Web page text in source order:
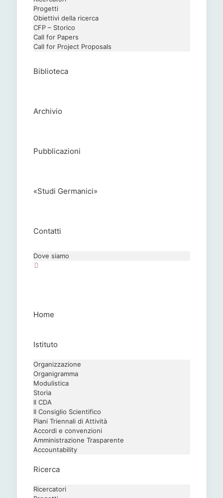
Progetti
Obiettivi della ricerca
CFP – Storico
Call for Papers
Call for Project Proposals
Biblioteca
Archivio
Pubblicazioni
«Studi Germanici»
Contatti
Dove siamo
Home
Istituto
Organizzazione
Organigramma
Modulistica
Storia
Il CDA
Il Consiglio Scientifico
Piani Triennali di Attività
Accordi e convenzioni
Amministrazione Trasparente
Accountability
Ricerca
Ricercatori